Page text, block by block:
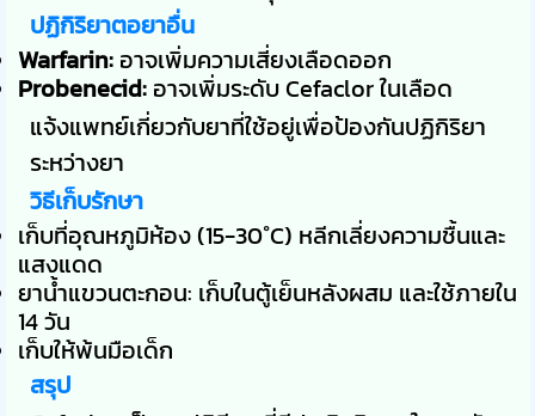
ปฏิกิริยาตอยาอื่น
Warfarin: อาจเพิ่มความเสี่ยงเลือดออก
Probenecid: อาจเพิ่มระดับ Cefaclor ในเลือด
แจ้งแพทย์เกี่ยวกับยาที่ใช้อยู่เพื่อป้องกันปฏิกิริยา
ระหว่างยา
วิธีเก็บรักษา
เก็บที่อุณหภูมิห้อง (15-30°C) หลีกเลี่ยงความชื้นและ
แสงแดด
ยาน้ำแขวนตะกอน: เก็บในตู้เย็นหลังผสม และใช้ภายใน
14 วัน
เก็บให้พ้นมือเด็ก
สรุป